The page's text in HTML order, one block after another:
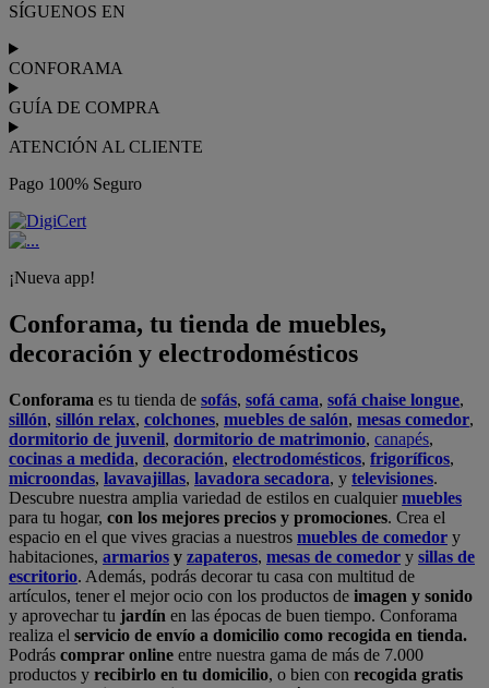
SÍGUENOS EN
CONFORAMA
GUÍA DE COMPRA
ATENCIÓN AL CLIENTE
Pago 100% Seguro
¡Nueva app!
Conforama, tu tienda de muebles,
decoración y electrodomésticos
Conforama es tu tienda de sofás, sofá cama, sofá chaise longue,
sillón, sillón relax, colchones, muebles de salón, mesas comedor,
dormitorio de juvenil, dormitorio de matrimonio, canapés,
cocinas a medida, decoración, electrodomésticos, frigoríficos,
microondas, lavavajillas, lavadora secadora, y televisiones.
Descubre nuestra amplia variedad de estilos en cualquiermuebles
para tu hogar, con los mejores precios y promociones. Crea el
espacio en el que vives gracias a nuestros muebles de comedor y
habitaciones, armarios y zapateros, mesas de comedor y sillas de
escritorio. Además, podrás decorar tu casa con multitud de
artículos, tener el mejor ocio con los productos de imagen y sonido
y aprovechar tu jardín en las épocas de buen tiempo. Conforama
realiza el servicio de envío a domicilio como recogida en tienda.
Podrás comprar online entre nuestra gama de más de 7.000
productos y recibirlo en tu domicilio, o bien con recogida gratis